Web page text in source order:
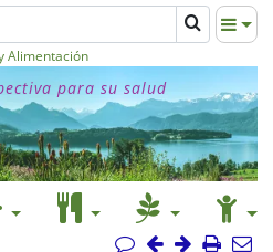
Alimentación
para su salud